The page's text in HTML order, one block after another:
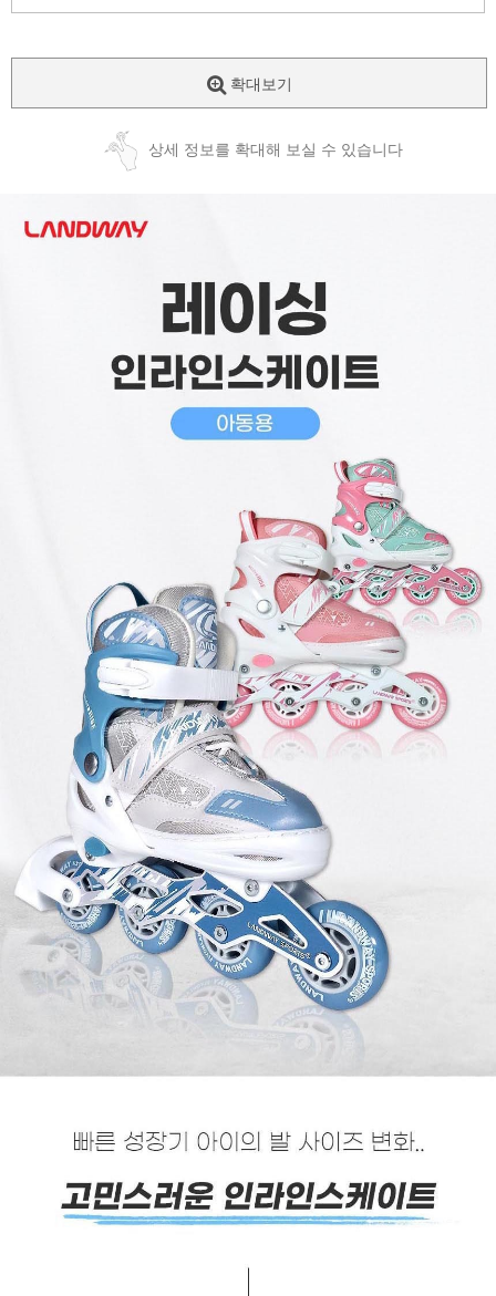
확대보기
상세 정보를 확대해 보실 수 있습니다